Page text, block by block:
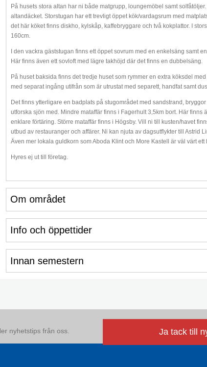
På husets stora altan har ni både matgrupp, loungemöbel samt
altandäcket. Storstugan har ett trevligt öppet kök/vardagsrum med
det här köket finns diskho, kylskåp, kaffebryggare och två kokplattor. I
160cm.
I den vackra gäststugan finns ett öppet sovrum med en enkelsäng samt
Här finns även ett sovloft med lägre takhöjd där det finns en dubbelsäng.
På huset baksida finns det tredje huset som rymmer en extra köksdel
med separat ingång utifrån som är utrustat med separett, handfat samt
Det finns ytterligare en badplats på stugområdet med sandstrand,
utforska sjön med. Mindre mataffär finns i Fagerhult 3,5km bort. Här
enklare förtäring. Större mataffär finns i Högsby. Vill ni till kusten/havet
utbud av restauranger och affärer. Ni kan njuta av dagsutflykter till Astrid
Även mer lokala guldkorn som Aboda Klint och More Kastell är väl värt ett
Hyres ej ut till företag.
Om området
Info och öppettider
Innan semestern
nyhetstips från oss. Ja tack till